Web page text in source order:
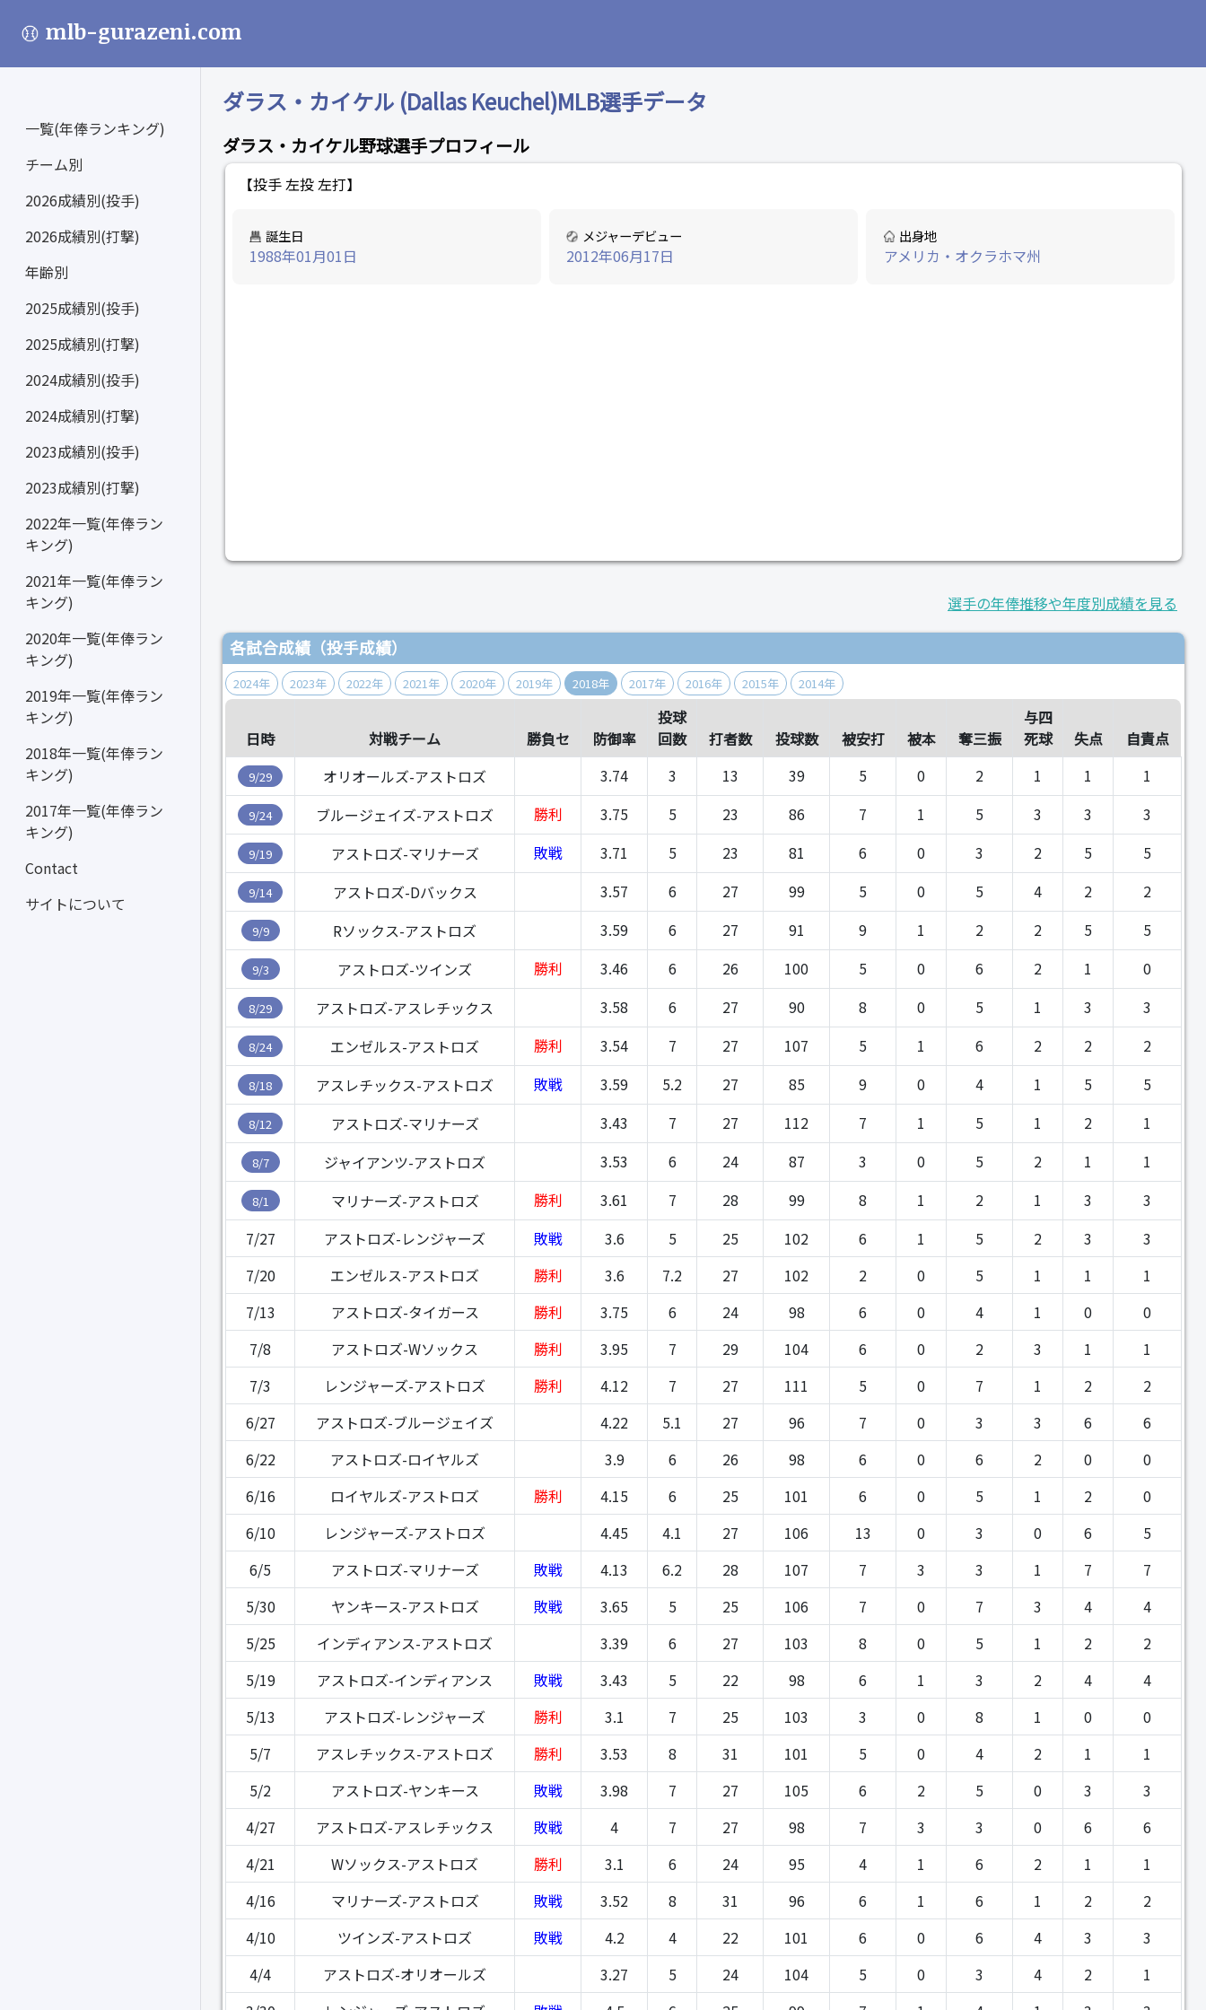
mlb-gurazeni.com
一覧(年俸ランキング)
チーム別
2026成績別(投手)
2026成績別(打撃)
年齢別
2025成績別(投手)
2025成績別(打撃)
2024成績別(投手)
2024成績別(打撃)
2023成績別(投手)
2023成績別(打撃)
2022年一覧(年俸ラン
キング)
2021年一覧(年俸ラン
キング)
2020年一覧(年俸ラン
キング)
2019年一覧(年俸ラン
キング)
2018年一覧(年俸ラン
キング)
2017年一覧(年俸ラン
キング)
Contact
サイトについて
ダラス・カイケル (Dallas Keuchel)MLB選手データ
ダラス・カイケル野球選手プロフィール
【投手 左投 左打】
誕生日
1988年01月01日
メジャーデビュー
2012年06月17日
出身地
アメリカ・オクラホマ州
選手の年俸推移や年度別成績を見る
各試合成績（投手成績）
2024年 2023年 2022年 2021年 2020年 2019年 2018年 2017年 2016年 2015年 2014年
日時 対戦チーム 勝負セ 防御率
投球
回数
打者数 投球数 被安打 被本 奪三振
与四
死球
失点 自責点
9/29 オリオールズ-アストロズ 3.74 3 13 39 5 0 2 1 1 1
9/24 ブルージェイズ-アストロズ 勝利 3.75 5 23 86 7 1 5 3 3 3
9/19 アストロズ-マリナーズ 敗戦 3.71 5 23 81 6 0 3 2 5 5
9/14 アストロズ-Dバックス 3.57 6 27 99 5 0 5 4 2 2
9/9 Rソックス-アストロズ 3.59 6 27 91 9 1 2 2 5 5
9/3 アストロズ-ツインズ 勝利 3.46 6 26 100 5 0 6 2 1 0
8/29 アストロズ-アスレチックス 3.58 6 27 90 8 0 5 1 3 3
8/24 エンゼルス-アストロズ 勝利 3.54 7 27 107 5 1 6 2 2 2
8/18 アスレチックス-アストロズ 敗戦 3.59 5.2 27 85 9 0 4 1 5 5
8/12 アストロズ-マリナーズ 3.43 7 27 112 7 1 5 1 2 1
8/7 ジャイアンツ-アストロズ 3.53 6 24 87 3 0 5 2 1 1
8/1 マリナーズ-アストロズ 勝利 3.61 7 28 99 8 1 2 1 3
3
7/27
アストロズ-レンジャーズ 敗戦 3.6 5 25 102 6 1 5 2 3
3
7/20
エンゼルス-アストロズ 勝利 3.6 7.2 27 102 2 0 5 1 1
1
7/13
アストロズ-タイガース 勝利 3.75 6 24 98 6 0 4 1 0
0
7/8
アストロズ-Wソックス 勝利 3.95 7 29 104 6 0 2 3 1
1
7/3
レンジャーズ-アストロズ 勝利 4.12 7 27 111 5 0 7 1 2
2
6/27
アストロズ-ブルージェイズ 4.22 5.1 27 96 7 0 3 3 6
6
6/22
アストロズ-ロイヤルズ 3.9 6 26 98 6 0 6 2 0
0
6/16
ロイヤルズ-アストロズ 勝利 4.15 6 25 101 6 0 5 1 2
0
6/10
レンジャーズ-アストロズ 4.45 4.1 27 106 13 0 3 0 6
5
6/5
アストロズ-マリナーズ 敗戦 4.13 6.2 28 107 7 3 3 1 7
7
5/30
ヤンキース-アストロズ 敗戦 3.65 5 25 106 7 0 7 3 4
4
5/25
インディアンス-アストロズ 3.39 6 27 103 8 0 5 1 2
2
5/19
アストロズ-インディアンス 敗戦 3.43 5 22 98 6 1 3 2 4
4
5/13
アストロズ-レンジャーズ 勝利 3.1 7 25 103 3 0 8 1 0
0
5/7
アスレチックス-アストロズ 勝利 3.53 8 31 101 5 0 4 2 1
1
5/2
アストロズ-ヤンキース 敗戦 3.98 7 27 105 6 2 5 0 3
3
4/27
アストロズ-アスレチックス 敗戦 4 7 27 98 7 3 3 0 6
6
4/21
Wソックス-アストロズ 勝利 3.1 6 24 95 4 1 6 2 1
1
4/16
マリナーズ-アストロズ 敗戦 3.52 8 31 96 6 1 6 1 2
2
4/10
ツインズ-アストロズ 敗戦 4.2 4 22 101 6 0 6 4 3
3
4/4
アストロズ-オリオールズ 3.27 5 24 104 5 0 3 4 2
1